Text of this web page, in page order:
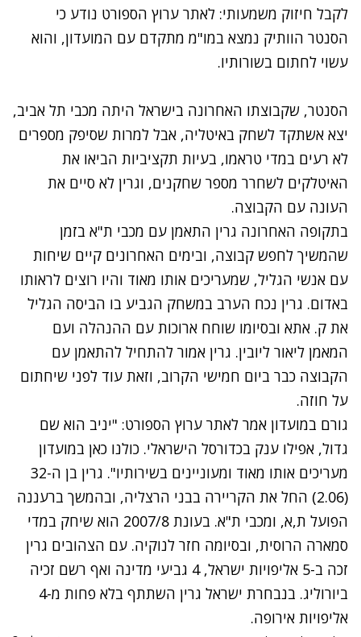
לקבל חיזוק משמעותי: לאתר ערוץ הספורט נודע כי
הסנטר הוותיק נמצא במו"מ מתקדם עם המועדון, והוא
עשוי לחתום בשורותיו.
הסנטר, שקבוצתו האחרונה בישראל היתה מכבי תל אביב,
יצא אשתקד לשחק באיטליה, אבל למרות שסיפק מספרים
לא רעים במדי טראמו, בעיות תקציביות הביאו את
האיטלקים לשחרר מספר שחקנים, וגרין לא סיים את
העונה עם הקבוצה.
בתקופה האחרונה גרין התאמן עם מכבי ת"א בזמן
שהמשיך לחפש קבוצה, ובימים האחרונים קיים שיחות
עם אנשי הגליל, שמעריכים אותו מאוד והיו רוצים לראותו
באדום. גרין נכח הערב במשחק הגביע בו הביסה הגליל
את ק. אתא ובסיומו שוחח ארוכות עם ההנהלה ועם
המאמן ליאור ליובין. גרין אמור להתחיל להתאמן עם
הקבוצה כבר ביום חמישי הקרוב, וזאת עוד לפני שיחתום
על חוזה.
גורם במועדון אמר לאתר ערוץ הספורט: "יניב הוא שם
גדול, אפילו ענק בכדורסל הישראלי. כולנו כאן במועדון
מעריכים אותו מאוד ומעוניינים בשירותיו". גרין בן ה-32
(2.06) החל את הקריירה בבני הרצליה, ובהמשך ברעננה
הפועל ת,א, ומכבי ת"א. בעונת 2007/8 הוא שיחק במדי
סמארה הרוסית, ובסיומה חזר לנוקיה. עם הצהובים גרין
זכה ב-5 אליפויות ישראל, 4 גביעי מדינה ואף רשם זכיה
ביורוליג. בנבחרת ישראל גרין השתתף בלא פחות מ-4
אליפויות אירופה.